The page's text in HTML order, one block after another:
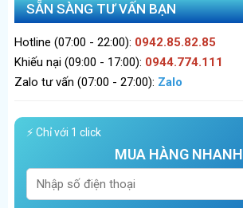
SẴN SÀNG TƯ VẤN BẠN
Hotline (07:00 - 22:00): 0942.85.82.85
Khiếu nại (09:00 - 17:00): 0944.774.111
Zalo tư vấn (07:00 - 27:00): Zalo
⚡ Chỉ với 1 click
MUA HÀNG NHANH